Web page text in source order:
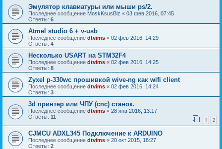
Эмулятор клавиатуры или мыши ps/2.
Последнее сообщение MoskKsusBiz « 03 фев 2016, 07:45
Ответы: 6
Atmel studio 6 + v-usb
Последнее сообщение dtvims « 02 фев 2016, 14:29
Ответы: 4
Несколько USART на STM32F4
Последнее сообщение dtvims « 02 фев 2016, 14:25
Ответы: 8
Zyxel p-330wс прошивкой wive-ng как wifi client
Последнее сообщение dtvims « 02 фев 2016, 14:24
Ответы: 3
3d принтер или ЧПУ (cnc) станок.
Последнее сообщение dtvims « 28 янв 2016, 13:17
Ответы: 11 1 2
CJMCU ADXL345 Подключение к ARDUINO
Последнее сообщение dtvims « 20 окт 2015, 18:27
Ответы: 2